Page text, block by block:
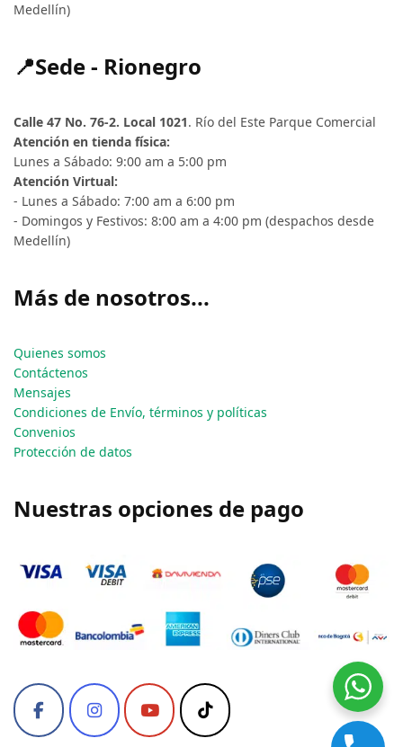
Medellín)
📍Sede - Rionegro
Calle 47 No. 76-2. Local 1021. Río del Este Parque Comercial
Atención en tienda física:
Lunes a Sábado: 9:00 am a 5:00 pm
Atención Virtual:
- Lunes a Sábado: 7:00 am a 6:00 pm
- Domingos y Festivos: 8:00 am a 4:00 pm (despachos desde
Medellín)
Más de nosotros...
Quienes somos
Contáctenos
Mensajes
Condiciones de Envío, términos y políticas
Convenios
Protección de datos
Nuestras opciones de pago